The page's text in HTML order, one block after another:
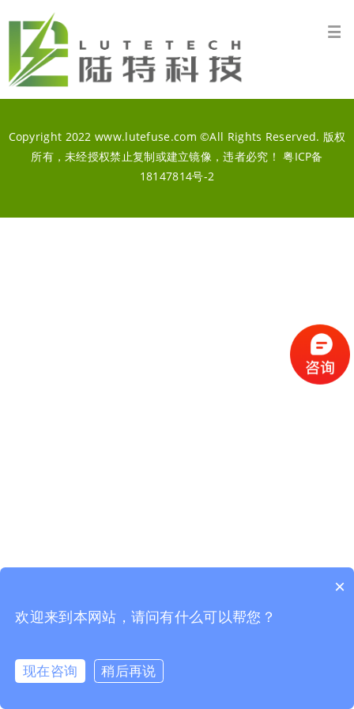
Copyright 2022 www.lutefuse.com ©All Rights Reserved. 版权
所有，未经授权禁止复制或建立镜像，违者必究！粤ICP备
18147814号-2
×
欢迎来到本网站，请问有什么可以帮您？
现在咨询 稍后再说